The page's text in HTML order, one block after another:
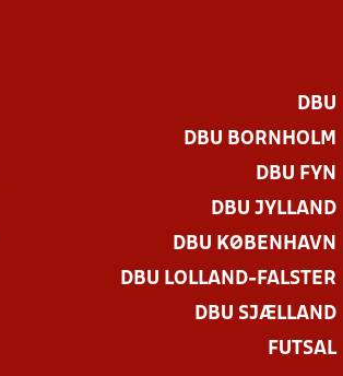
DBU
DBU BORNHOLM
DBU FYN
DBU JYLLAND
DBU KØBENHAVN
DBU LOLLAND-FALSTER
DBU SJÆLLAND
FUTSAL